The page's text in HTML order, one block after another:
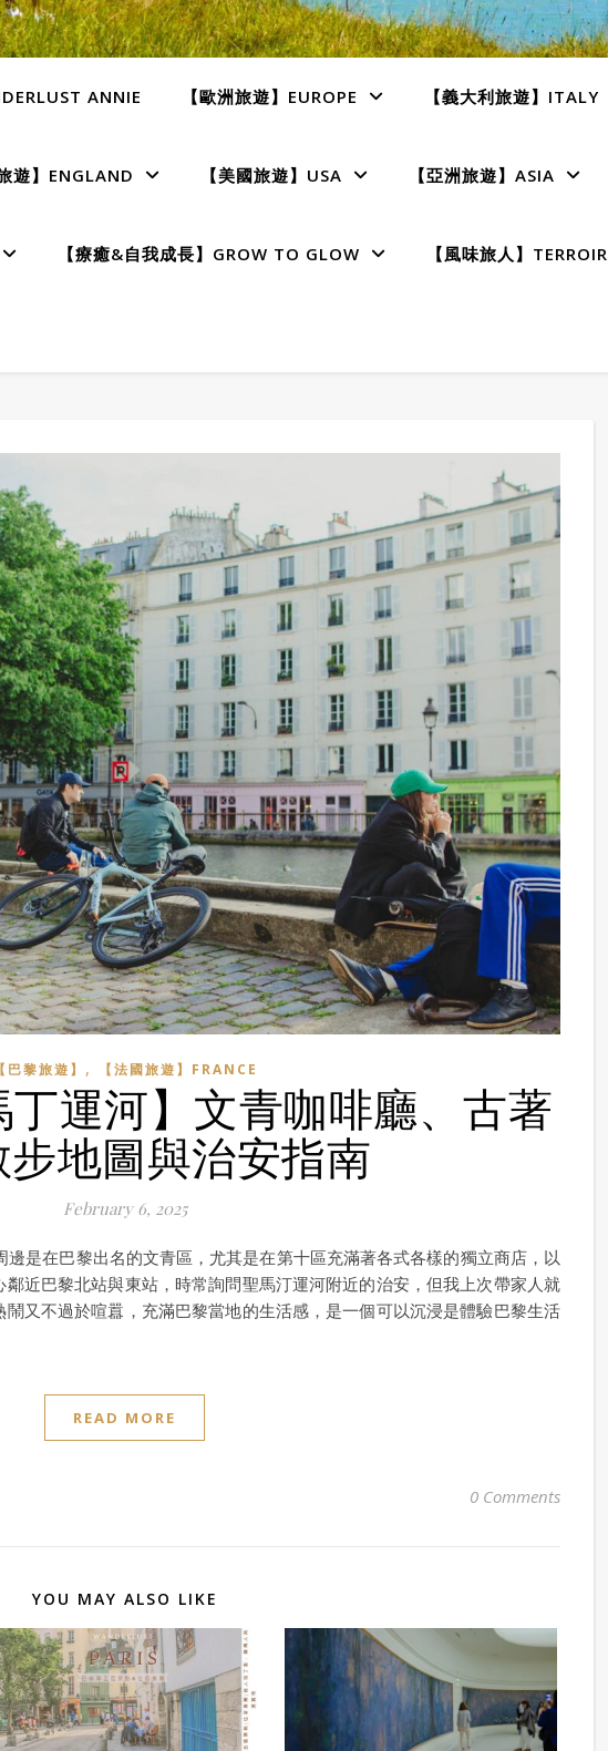
ANNIE 【歐洲旅遊】EUROPE 【義大利旅遊】ITALY
遊】ENGLAND 【美國旅遊】USA 【亞洲旅遊】ASIA
【療癒&自我成長】GROW TO GLOW 【風味旅人】TERROIR
【巴黎旅遊】 , 【法國旅遊】FRANCE
丁運河】文青咖啡廳、古著
地圖與治安指南
February 6, 2025
是在巴黎出名的文青區，尤其是在第十區充滿著各式各樣的獨立商店，以
近巴黎北站與東站，時常詢問聖馬汀運河附近的治安，但我上次帶家人就
又不過於喧囂，充滿巴黎當地的生活感，是一個可以沉浸是體驗巴黎生活
READ MORE
0 Comments
YOU MAY ALSO LIKE